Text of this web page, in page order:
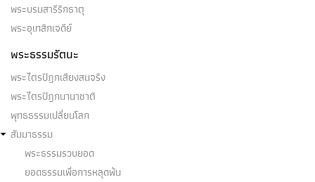
พระบรมสารีริกธาตุ
พระอุเทสิกเจดีย์
พระธรรมรัตนะ
พระไตรปิฎกเสียงสมจริง
พระไตรปิฎกนานาชาติ
พุทธธรรมเปลี่ยนโลก
สัมมาธรรม
พระธรรมรวบยอด
ยอดธรรมเพื่อการหลุดพ้น